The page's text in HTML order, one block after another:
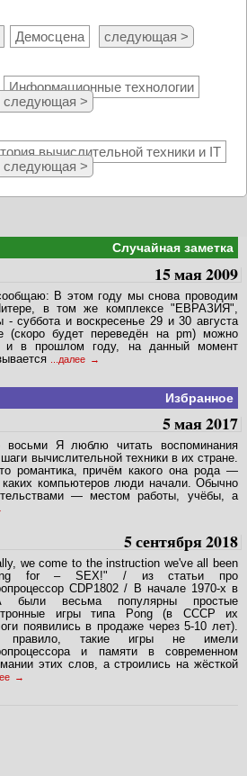
Демосцена следующая >
Информационные технологии
следующая >
вычислительной техники и IT
следующая >
Случайная заметка
15 мая 2009
В этом году мы снова проводим
в том же комплексе "ЕВРАЗИЯ",
суббота и воскресенье 29 и 30 августа
(скоро будет переведён на pm) можно
и в прошлом году, на данный момент
...далее
Избранное
5 мая 2017
Я люблю читать воспоминания
вычислительной техники в их стране.
романтика, причём какого она рода —
каких компьютеров люди начали. Обычно
— местом работы, учёбы, а
5 сентября 2018
we come to the instruction we've all been
for – SEX!" / из статьи про
CDP1802 / В начале 1970-х в
были весьма популярны простые
игры типа Pong (в СССР их
появились в продаже через 5-10 лет).
правило, такие игры не имели
и памяти в современном
этих слов, а строились на жёсткой